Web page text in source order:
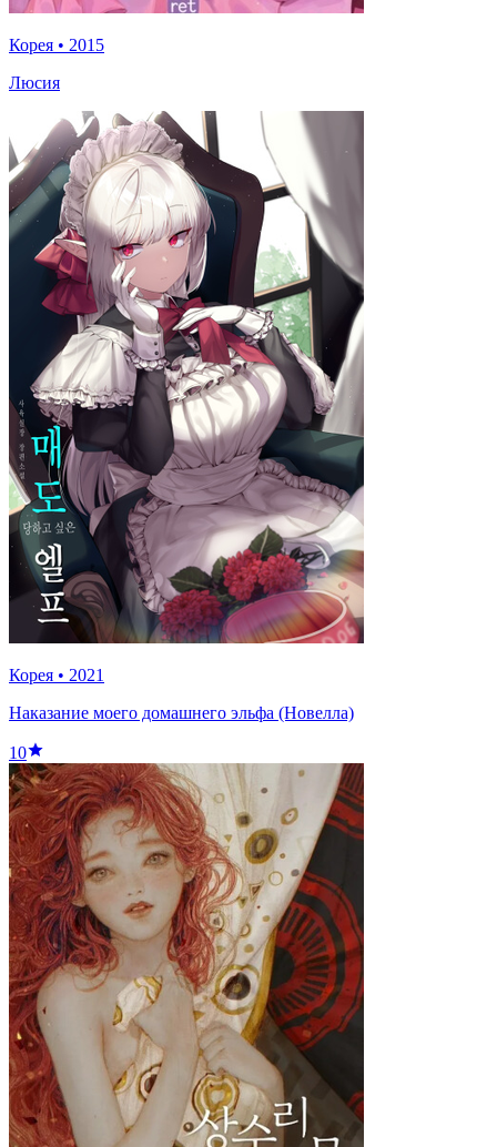
Корея • 2015
Люсия
Корея • 2021
Наказание моего домашнего эльфа (Новелла)
10